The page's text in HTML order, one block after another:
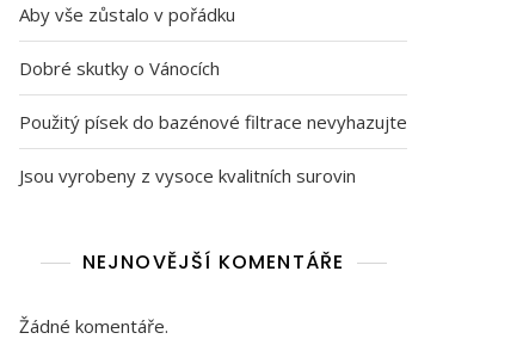
Aby vše zůstalo v pořádku
Dobré skutky o Vánocích
Použitý písek do bazénové filtrace nevyhazujte
Jsou vyrobeny z vysoce kvalitních surovin
NEJNOVĚJŠÍ KOMENTÁŘE
Žádné komentáře.